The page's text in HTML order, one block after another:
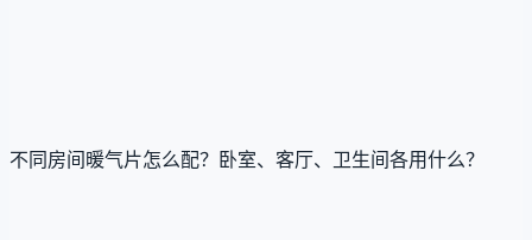
不同房间暖气片怎么配？卧室、客厅、卫生间各用什么？